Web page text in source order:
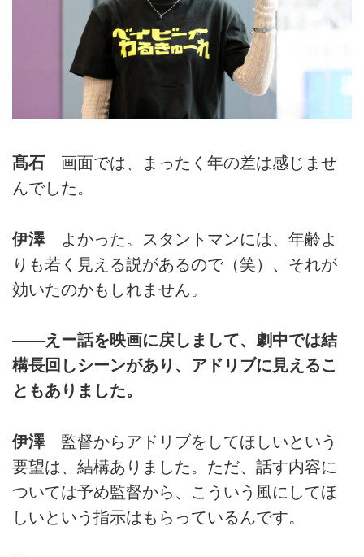
髙石 画面では、まったく年の差は感じませ
んでした。
伊澤よかった。スタントマンには、年齢よ
りも若く見える説があるので（笑）、それが
効いたのかもしれません。
――えー話を映画に戻しまして、劇中では結
構長回しシーンがあり、アドリブに見えるこ
ともありました。
伊澤監督からアドリブをしてほしいという
要望は、結構ありました。ただ、話す内容に
ついては予め監督から、こういう風にしてほ
しいという指示はもらっているんです。